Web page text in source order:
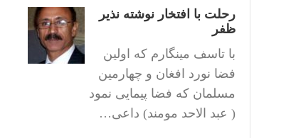
رحلت با افتخار نوشته نذیر
ظفر
با تاسف مینگارم که اولین
فضا نورد افغان و چهارمین
مسلمان که فضا پیمایی نمود
( عبد الاحد مومند) داعی…